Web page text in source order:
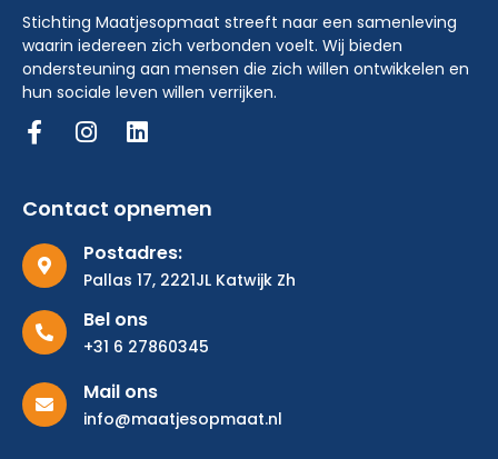
Stichting Maatjesopmaat streeft naar een samenleving
waarin iedereen zich verbonden voelt. Wij bieden
ondersteuning aan mensen die zich willen ontwikkelen en
hun sociale leven willen verrijken.
Contact opnemen
Postadres:
Pallas 17, 2221JL Katwijk Zh
Bel ons
+31 6 27860345
Mail ons
info@maatjesopmaat.nl